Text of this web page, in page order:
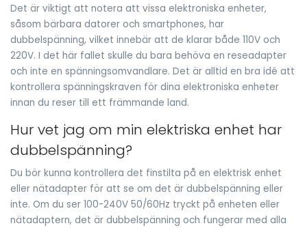
Det är viktigt att notera att vissa elektroniska enheter,
såsom bärbara datorer och smartphones, har
dubbelspänning, vilket innebär att de klarar både 110V och
220V. I det här fallet skulle du bara behöva en reseadapter
och inte en spänningsomvandlare. Det är alltid en bra idé att
kontrollera spänningskraven för dina elektroniska enheter
innan du reser till ett främmande land.
Hur vet jag om min elektriska enhet har
dubbelspänning?
Du bör kunna kontrollera det finstilta på en elektrisk enhet
eller nätadapter för att se om det är dubbelspänning eller
inte. Om du ser 100-240V 50/60Hz tryckt på enheten eller
nätadaptern, det är dubbelspänning och fungerar med alla